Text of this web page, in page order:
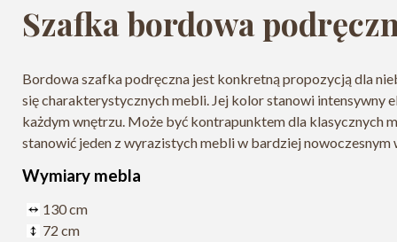
Szafka bordowa
Bordowa szafka podręczna jest konkretną propozycją dla
się charakterystycznych mebli. Jej kolor stanowi intensywny
każdym wnętrzu. Może być kontrapunktem dla klasycznych
stanowić jeden z wyrazistych mebli w bardziej nowoczesnym
Wymiary mebla
130 cm
72 cm